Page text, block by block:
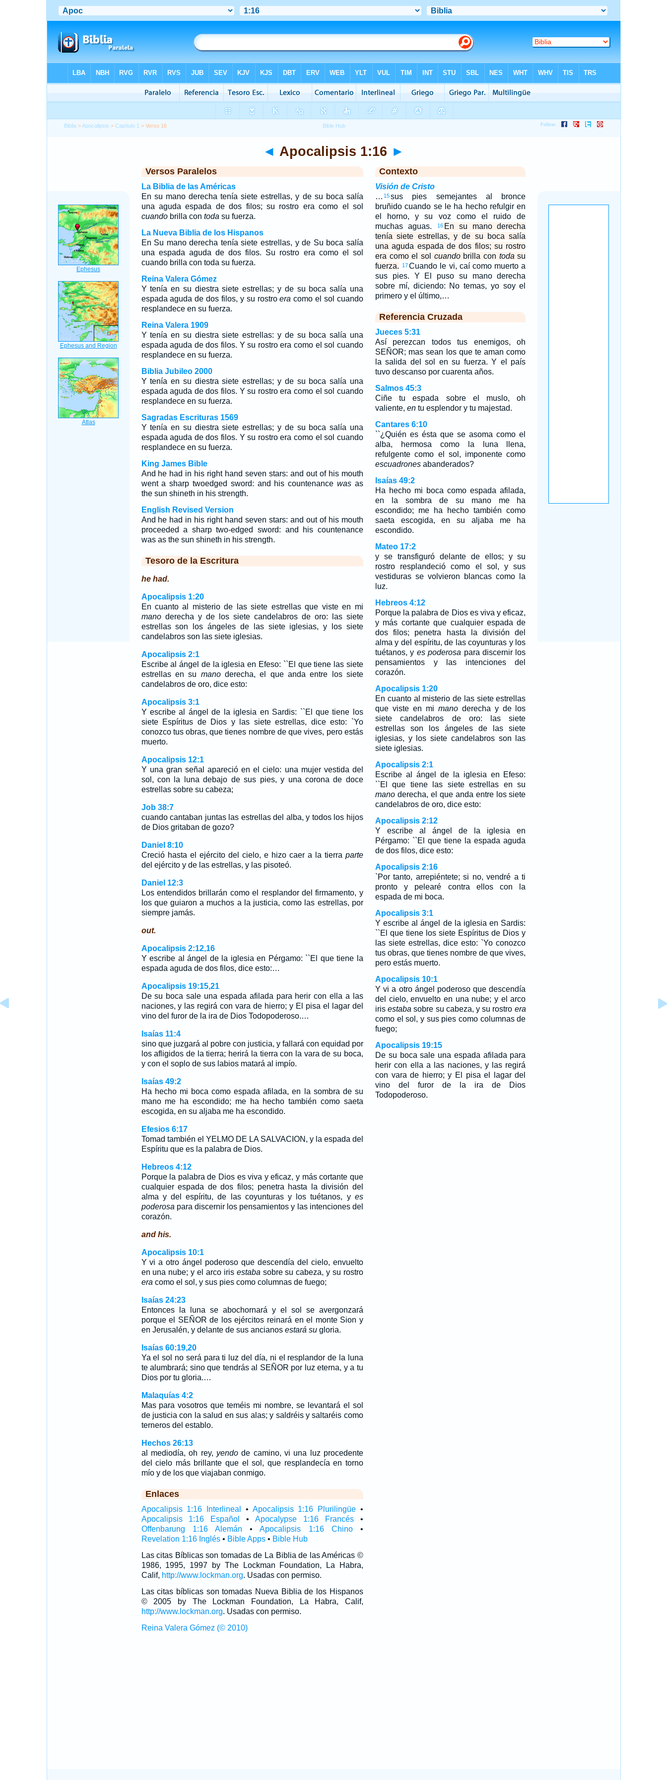
Biblia >Apocalipsis >Capítulo 1 > Verso 16
◄ Apocalipsis 1:16 ►
Versos Paralelos
La Biblia de las Américas
En su mano derecha tenía siete estrellas, y de su boca salía
una aguda espada de dos filos; su rostro era como el sol
cuandobrilla con toda su fuerza.
La Nueva Biblia de los Hispanos
En Su mano derecha tenía siete estrellas, y de Su boca salía
una espada aguda de dos filos. Su rostro era como el sol
cuando brilla con toda su fuerza.
Reina Valera Gómez
Y tenía en su diestra siete estrellas; y de su boca salía una
espada aguda de dos filos, y su rostroera como el sol cuando
resplandece en su fuerza.
Reina Valera 1909
Y tenía en su diestra siete estrellas: y de su boca salía una
espada aguda de dos filos. Y su rostro era como el sol cuando
resplandece en su fuerza.
Biblia Jubileo 2000
Y tenía en su diestra siete estrellas; y de su boca salía una
espada aguda de dos filos. Y su rostro era como el sol cuando
resplandece en su fuerza.
Sagradas Escrituras 1569
Y tenía en su diestra siete estrellas; y de su boca salía una
espada aguda de dos filos. Y su rostro era como el sol cuando
resplandece en su fuerza.
King James Bible
And he had in his right hand seven stars: and out of his mouth
went a sharp twoedged sword: and his countenancewas as
the sun shineth in his strength.
English Revised Version
And he had in his right hand seven stars: and out of his mouth
proceeded a sharp two-edged sword: and his countenance
was as the sun shineth in his strength.
Tesoro de la Escritura
he had.
Apocalipsis 1:20
En cuanto al misterio de las siete estrellas que viste en mi
manoderecha y de los siete candelabros de oro: las siete
estrellas son los ángeles de las siete iglesias, y los siete
candelabros son las siete iglesias.
Apocalipsis 2:1
Escribe al ángel de la iglesia en Efeso: ``El que tiene las siete
estrellas en su manoderecha, el que anda entre los siete
candelabros de oro, dice esto:
Apocalipsis 3:1
Y escribe al ángel de la iglesia en Sardis: ``El que tiene los
siete Espíritus de Dios y las siete estrellas, dice esto: `Yo
conozco tus obras, que tienes nombre de que vives, pero estás
muerto.
Apocalipsis 12:1
Y una gran señal apareció en el cielo: una mujer vestida del
sol, con la luna debajo de sus pies, y una corona de doce
estrellas sobre su cabeza;
Job 38:7
cuando cantaban juntas las estrellas del alba, y todos los hijos
de Dios gritaban de gozo?
Daniel 8:10
Creció hasta el ejército del cielo, e hizo caer a la tierra parte
del ejército y de las estrellas, y las pisoteó.
Daniel 12:3
Los entendidos brillarán como el resplandor del firmamento, y
los que guiaron a muchos a la justicia, como las estrellas, por
siempre jamás.
out.
Apocalipsis 2:12,16
Y escribe al ángel de la iglesia en Pérgamo: ``El que tiene la
espada aguda de dos filos, dice esto:…
Apocalipsis 19:15,21
De su boca sale una espada afilada para herir con ella a las
naciones, y las regirá con vara de hierro; y El pisa el lagar del
vino del furor de la ira de Dios Todopoderoso.…
Isaías 11:4
sino que juzgará al pobre con justicia, y fallará con equidad por
los afligidos de la tierra; herirá la tierra con la vara de su boca,
y con el soplo de sus labios matará al impío.
Isaías 49:2
Ha hecho mi boca como espada afilada, en la sombra de su
mano me ha escondido; me ha hecho también como saeta
escogida, en su aljaba me ha escondido.
Efesios 6:17
Tomad también el YELMO DE LA SALVACION, y la espada del
Espíritu que es la palabra de Dios.
Hebreos 4:12
Porque la palabra de Dios es viva y eficaz, y más cortante que
cualquier espada de dos filos; penetra hasta la división del
alma y del espíritu, de las coyunturas y los tuétanos, y es
poderosa para discernir los pensamientos y las intenciones del
corazón.
and his.
Apocalipsis 10:1
Y vi a otro ángel poderoso que descendía del cielo, envuelto
en una nube; y el arco iris estaba sobre su cabeza, y su rostro
era como el sol, y sus pies como columnas de fuego;
Isaías 24:23
Entonces la luna se abochornará y el sol se avergonzará
porque el SEÑOR de los ejércitos reinará en el monte Sion y
en Jerusalén, y delante de sus ancianos estará sugloria.
Isaías 60:19,20
Ya el sol no será para ti luz del día, ni el resplandor de la luna
te alumbrará; sino que tendrás al SEÑOR por luz eterna, y a tu
Dios por tu gloria.…
Malaquías 4:2
Mas para vosotros que teméis mi nombre, se levantará el sol
de justicia con la salud en sus alas; y saldréis y saltaréis como
terneros del establo.
Hechos 26:13
al mediodía, oh rey, yendode camino, vi una luz procedente
del cielo más brillante que el sol, que resplandecía en torno
mío y de los que viajaban conmigo.
Enlaces
Apocalipsis 1:16 Interlineal • Apocalipsis 1:16 Plurilingüe •
Apocalipsis 1:16 Español
•Apocalypse 1:16 Francés •
Offenbarung 1:16 Alemán •Apocalipsis 1:16 Chino•
Revelation 1:16 Inglés• Bible Apps• Bible Hub
Las citas Bíblicas son tomadas de La Biblia de las Américas ©
1986, 1995, 1997 by The Lockman Foundation, La Habra,
Calif, http://www.lockman.org. Usadas con permiso.
Las citas bíblicas son tomadas Nueva Biblia de los Hispanos
© 2005 by The Lockman Foundation, La Habra, Calif,
http://www.lockman.org. Usadas con permiso.
Reina Valera Gómez (© 2010)
Contexto
Visión de Cristo
… 15sus pies semejantes al bronce
bruñido cuando se le ha hecho refulgir en
el horno, y su voz como el ruido de
muchas aguas.
16 En su mano derecha
tenía siete estrellas, y de su boca salía
una aguda espada de dos filos; su rostro
era como el sol cuandobrilla con toda su
fuerza.
17Cuando le vi, caí como muerto a
sus pies. Y El puso su mano derecha
sobre mí, diciendo: No temas, yo soy el
primero y el último,…
Referencia Cruzada
Jueces 5:31
Así perezcan todos tus enemigos, oh
SEÑOR; mas sean los que te aman como
la salida del sol en su fuerza. Y el país
tuvo descanso por cuarenta años.
Salmos 45:3
Ciñe tu espada sobre el muslo, oh
valiente, entu esplendor y tu majestad.
Cantares 6:10
``¿Quién es ésta que se asoma como el
alba, hermosa como la luna llena,
refulgente como el sol, imponente como
escuadronesabanderados?
Isaías 49:2
Ha hecho mi boca como espada afilada,
en la sombra de su mano me ha
escondido; me ha hecho también como
saeta escogida, en su aljaba me ha
escondido.
Mateo 17:2
y se transfiguró delante de ellos; y su
rostro resplandeció como el sol, y sus
vestiduras se volvieron blancas como la
luz.
Hebreos 4:12
Porque la palabra de Dios es viva y eficaz,
y más cortante que cualquier espada de
dos filos; penetra hasta la división del
alma y del espíritu, de las coyunturas y los
tuétanos, y es poderosa para discernir los
pensamientos y las intenciones del
corazón.
Apocalipsis 1:20
En cuanto al misterio de las siete estrellas
que viste en mi manoderecha y de los
siete candelabros de oro: las siete
estrellas son los ángeles de las siete
iglesias, y los siete candelabros son las
siete iglesias.
Apocalipsis 2:1
Escribe al ángel de la iglesia en Efeso:
``El que tiene las siete estrellas en su
manoderecha, el que anda entre los siete
candelabros de oro, dice esto:
Apocalipsis 2:12
Y escribe al ángel de la iglesia en
Pérgamo: ``El que tiene la espada aguda
de dos filos, dice esto:
Apocalipsis 2:16
`Por tanto, arrepiéntete; si no, vendré a ti
pronto y pelearé contra ellos con la
espada de mi boca.
Apocalipsis 3:1
Y escribe al ángel de la iglesia en Sardis:
``El que tiene los siete Espíritus de Dios y
las siete estrellas, dice esto: `Yo conozco
tus obras, que tienes nombre de que vives,
pero estás muerto.
Apocalipsis 10:1
Y vi a otro ángel poderoso que descendía
del cielo, envuelto en una nube; y el arco
irisestaba sobre su cabeza, y su rostro era
como el sol, y sus pies como columnas de
fuego;
Apocalipsis 19:15
De su boca sale una espada afilada para
herir con ella a las naciones, y las regirá
con vara de hierro; y El pisa el lagar del
vino del furor de la ira de Dios
Todopoderoso.